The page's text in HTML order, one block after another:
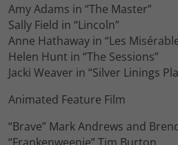
Amy Adams in “The Master”
Sally Field in “Lincoln”
Anne Hathaway in “Les
Helen Hunt in “The Sessions”
Jacki Weaver in “Silver Linings
Animated Feature Film
“Brave” Mark Andrews and